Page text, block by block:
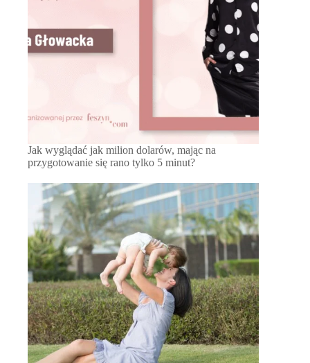
Jak wyglądać jak milion dolarów, mając na
przygotowanie się rano tylko 5 minut?